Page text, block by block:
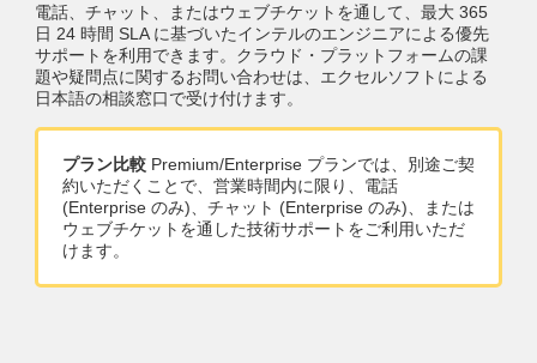
電話、チャット、またはウェブチケットを通して、最大 365
日 24 時間 SLA に基づいたインテルのエンジニアによる優先
サポートを利用できます。クラウド・プラットフォームの課
題や疑問点に関するお問い合わせは、エクセルソフトによる
日本語の相談窓口で受け付けます。
プラン比較 Premium/Enterprise プランでは、別途ご契
約いただくことで、営業時間内に限り、電話
(Enterprise のみ)、チャット (Enterprise のみ)、または
ウェブチケットを通した技術サポートをご利用いただ
けます。